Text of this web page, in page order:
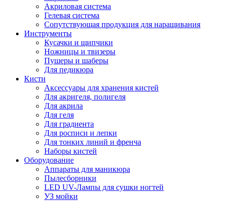
Акриловая система
Гелевая система
Сопутствующая продукция для наращивания
Инструменты
Кусачки и щипчики
Ножницы и твизеры
Пушеры и шаберы
Для педикюра
Кисти
Аксессуары для хранения кистей
Для акригеля, полигеля
Для акрила
Для геля
Для градиента
Для росписи и лепки
Для тонких линий и френча
Наборы кистей
Оборудование
Аппараты для маникюра
Пылесборники
LED UV-Лампы для сушки ногтей
УЗ мойки